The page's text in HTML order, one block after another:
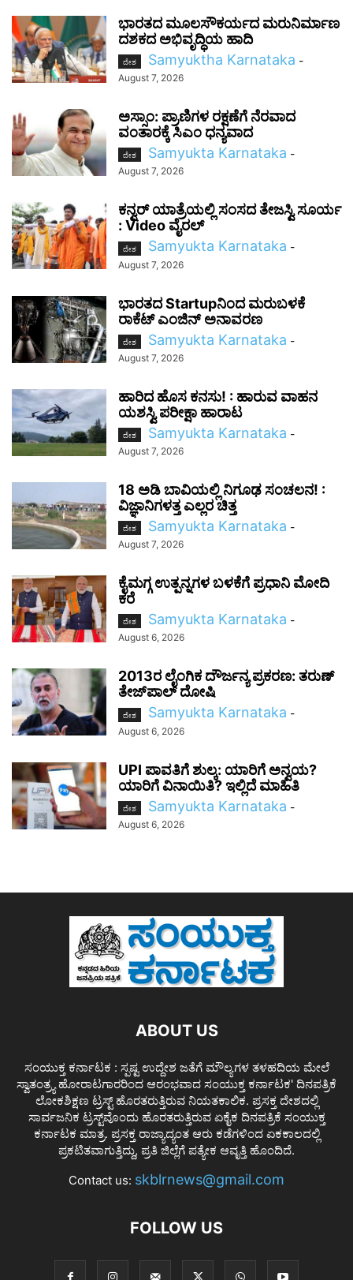
ಭಾರತದ ಮೂಲಸೌಕರ್ಯದ ಮರುನಿರ್ಮಾಣ
ದಶಕದ ಅಭಿವೃದ್ಧಿಯ ಹಾದಿ
ದೇಶ Samyuktha Karnataka -
August 7, 2026
ಅಸ್ಸಾಂ: ಪ್ರಾಣಿಗಳ ರಕ್ಷಣೆಗೆ ನೆರವಾದ
ವಂತಾರಕ್ಕೆ ಸಿಎಂ ಧನ್ಯವಾದ
ದೇಶ Samyukta Karnataka -
August 7, 2026
ಕನ್ವರ್ ಯಾತ್ರೆಯಲ್ಲಿ ಸಂಸದ ತೇಜಸ್ವಿ ಸೂರ್ಯ
: Video ವೈರಲ್‌
ದೇಶ Samyukta Karnataka -
August 7, 2026
ಭಾರತದ Startupನಿಂದ ಮರುಬಳಕೆ
ರಾಕೆಟ್ ಎಂಜಿನ್ ಅನಾವರಣ
ದೇಶ Samyukta Karnataka -
August 7, 2026
ಹಾರಿದ ಹೊಸ ಕನಸು! : ಹಾರುವ ವಾಹನ
ಯಶಸ್ವಿ ಪರೀಕ್ಷಾ ಹಾರಾಟ
ದೇಶ Samyukta Karnataka -
August 7, 2026
18 ಅಡಿ ಬಾವಿಯಲ್ಲಿ ನಿಗೂಢ ಸಂಚಲನ! :
ವಿಜ್ಞಾನಿಗಳತ್ತ ಎಲ್ಲರ ಚಿತ್ತ
ದೇಶ Samyukta Karnataka -
August 7, 2026
ಕೈಮಗ್ಗ ಉತ್ಪನ್ನಗಳ ಬಳಕೆಗೆ ಪ್ರಧಾನಿ ಮೋದಿ
ಕರೆ
ದೇಶ Samyukta Karnataka -
August 6, 2026
2013ರ ಲೈಂಗಿಕ ದೌರ್ಜನ್ಯ ಪ್ರಕರಣ: ತರುಣ್
ತೇಜ್‌ಪಾಲ್ ದೋಷಿ
ದೇಶ Samyukta Karnataka -
August 6, 2026
UPI ಪಾವತಿಗೆ ಶುಲ್ಕ: ಯಾರಿಗೆ ಅನ್ವಯ?
ಯಾರಿಗೆ ವಿನಾಯಿತಿ? ಇಲ್ಲಿದೆ ಮಾಹಿತಿ
ದೇಶ Samyukta Karnataka -
August 6, 2026
ABOUT US
ಸಂಯುಕ್ತ ಕರ್ನಾಟಕ : ಸ್ಪಷ್ಟ ಉದ್ದೇಶ ಜತೆಗೆ ಮೌಲ್ಯಗಳ ತಳಹದಿಯ ಮೇಲೆ
ಸ್ವಾತಂತ್ರ್ಯ ಹೋರಾಟಗಾರರಿಂದ ಆರಂಭವಾದ ಸಂಯುಕ್ತ ಕರ್ನಾಟಕ' ದಿನಪತ್ರಿಕೆ
ಲೋಕಶಿಕ್ಷಣ ಟ್ರಸ್ಟ್ ಹೊರತರುತ್ತಿರುವ ನಿಯತಕಾಲಿಕ. ಪ್ರಸಕ್ತ ದೇಶದಲ್ಲಿ
ಸಾರ್ವಜನಿಕ ಟ್ರಸ್ಟ್‌ವೊಂದು ಹೊರತರುತ್ತಿರುವ ಏಕೈಕ ದಿನಪತ್ರಿಕೆ ಸಂಯುಕ್ತ
ಕರ್ನಾಟಕ ಮಾತ್ರ. ಪ್ರಸಕ್ತ ರಾಜ್ಯಾದ್ಯಂತ ಆರು ಕಡೆಗಳಿಂದ ಏಕಕಾಲದಲ್ಲಿ
ಪ್ರಕಟಿತವಾಗುತ್ತಿದ್ದು, ಪ್ರತಿ ಜಿಲ್ಲೆಗೆ ಪತ್ಯೇಕ ಆವೃತ್ತಿ ಹೊಂದಿದೆ.
Contact us: skblrnews@gmail.com
FOLLOW US